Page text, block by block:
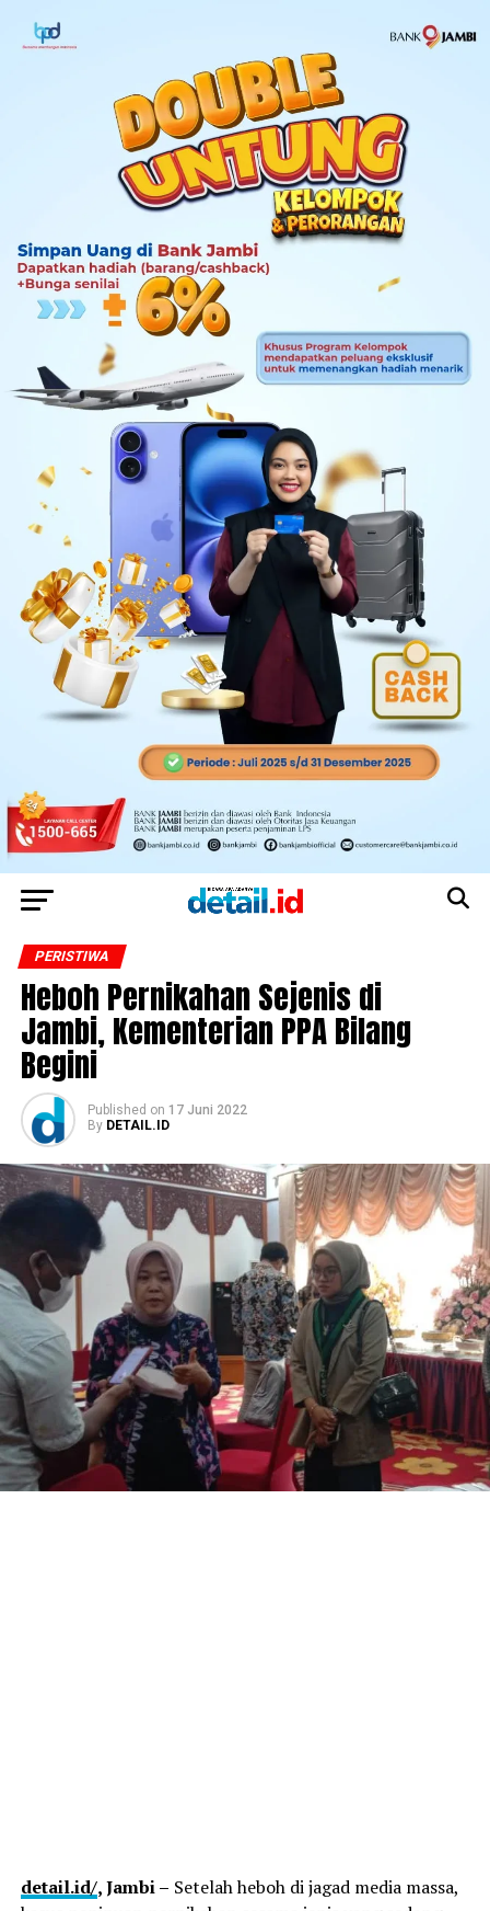
PERISTIWA
Heboh Pernikahan Sejenis di
Jambi, Kementerian PPA Bilang
Begini
Published on 17 Juni 2022
By DETAIL.ID
detail.id/, Jambi – Setelah heboh di jagad media massa,